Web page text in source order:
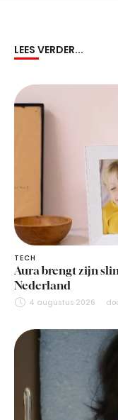
LEES VERDER...
TECH
Aura brengt zijn
Nederland
4 augustus 2026